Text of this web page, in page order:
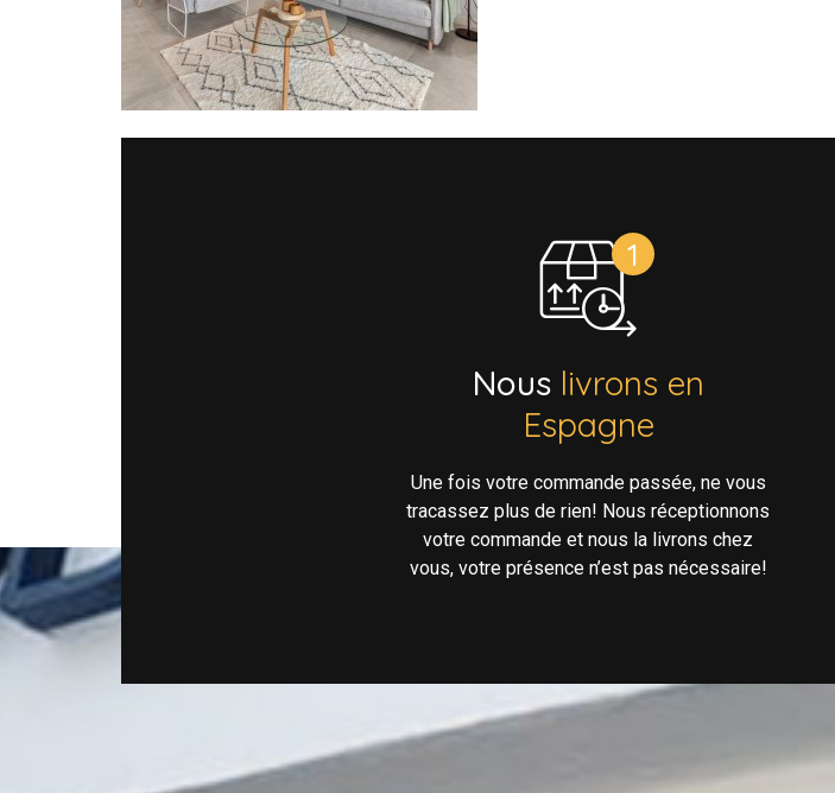
Nous livrons en
Espagne
Une fois votre commande passée, ne vous
tracassez plus de rien! Nous réceptionnons
votre commande et nous la livrons chez
vous, votre présence n’est pas nécessaire!